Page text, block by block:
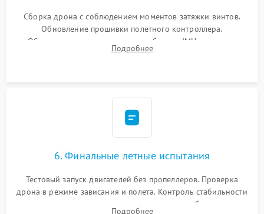
Сборка дрона с соблюдением моментов затяжки винтов.
Обновление прошивки полетного контроллера.
Обязательная программная калибровка IMU-сенсоров,
компаса, датчиков позиционирования и горизонта подвеса
Подробнее
6. Финальные летные испытания
Тестовый запуск двигателей без пропеллеров. Проверка
дрона в режиме зависания и полета. Контроль стабильности
удержания точки, качества передачи видео, работы системы
Подробнее